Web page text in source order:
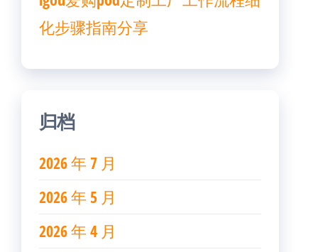
化步骤指南分享
归档
2026 年 7 月
2026 年 5 月
2026 年 4 月